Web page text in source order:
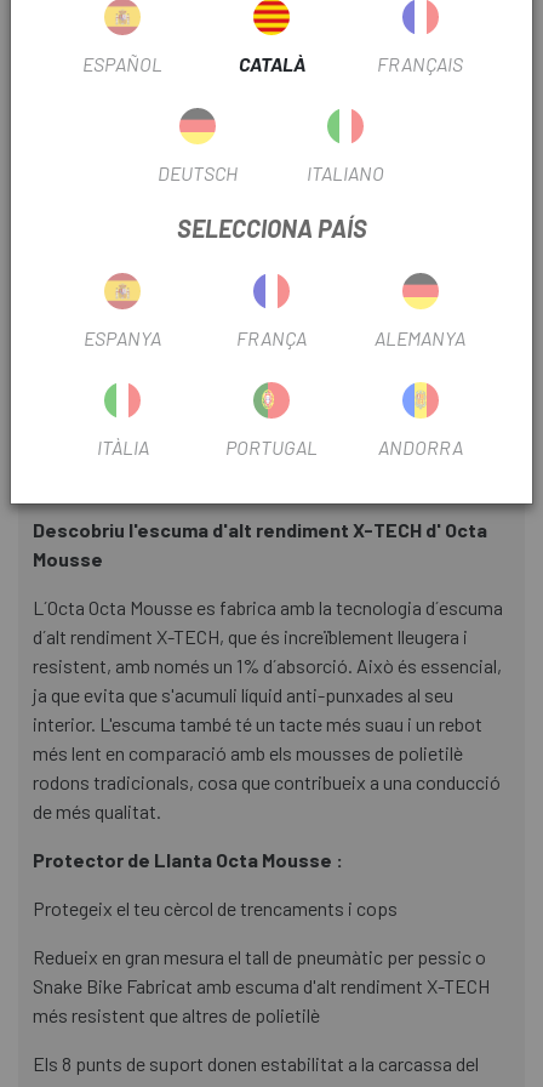
INFORMACIÓ DEL PRODUCTE
en gran mesura els temuts llantazos que fan malbé el teu
dissenyada per millorar la circulació del líquid anti punxades
i facilita la instal·lació a la roda. Els 8 punts de suport
aporten una gran estabilitat en suports i passos per corba.
baixes, augmentant el grip i millorant las sensacions, ia
més si punxes mantenes un 70% del volum del pneumàtic,
cosa que et permet seguir rodant i arribar a casa… o
Descobriu l'escuma d'alt rendiment X-TECH d' Octa
Mousse
L´Octa Octa Mousse es fabrica amb la tecnologia d´escuma
d´alt rendiment X-TECH, que és increïblement lleugera i
resistent, amb només un 1% d´absorció. Això és essencial,
ja que evita que s'acumuli líquid anti-punxades al seu
interior. L'escuma també té un tacte més suau i un rebot
més lent en comparació amb els mousses de polietilè
rodons tradicionals, cosa que contribueix a una conducció
de més qualitat.
Protector de Llanta Octa Mousse :
Protegeix el teu cèrcol de trencaments i cops
Redueix en gran mesura el tall de pneumàtic per pessic o
Snake Bike Fabricat amb escuma d'alt rendiment X-TECH
més resistent que altres de polietilè
Els 8 punts de suport donen estabilitat a la carcassa del
ESPAÑOL CATALÀ FRANÇAIS
DEUTSCH ITALIANO
SELECCIONA PAÍS
ESPANYA FRANÇA ALEMANYA
ITÀLIA PORTUGAL ANDORRA